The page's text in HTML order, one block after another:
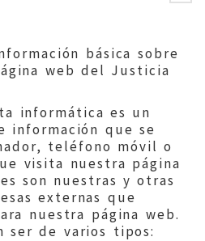
básica sobre
web del Justicia
informática es un
información que se
teléfono móvil o
visita nuestra página
son nuestras y otras
externas que
nuestra página web.
ser de varios tipos: